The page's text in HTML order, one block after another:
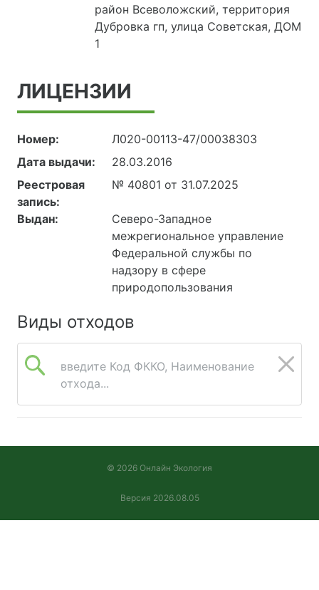
район Всеволожский, территория
Дубровка гп, улица Советская, ДОМ
1
ЛИЦЕНЗИИ
Номер:
Л020-00113-47/00038303
Дата выдачи:
28.03.2016
Реестровая
запись:
№ 40801 от 31.07.2025
Выдан:
Северо-Западное
межрегиональное управление
Федеральной службы по
надзору в сфере
природопользования
Виды отходов
введите Код ФККО, Наименование
отхода...
© 2026 Онлайн Экология
Версия 2026.08.05